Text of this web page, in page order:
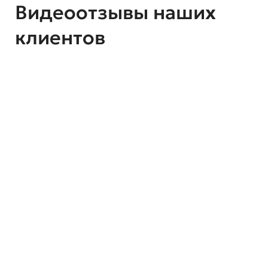
Видеоотзывы наших
клиентов